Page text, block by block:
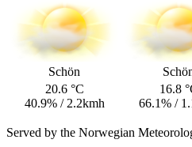
Schön
20.6 °C
40.9% / 2.2kmh
16.8
66.1% /
Served by the Norwegian